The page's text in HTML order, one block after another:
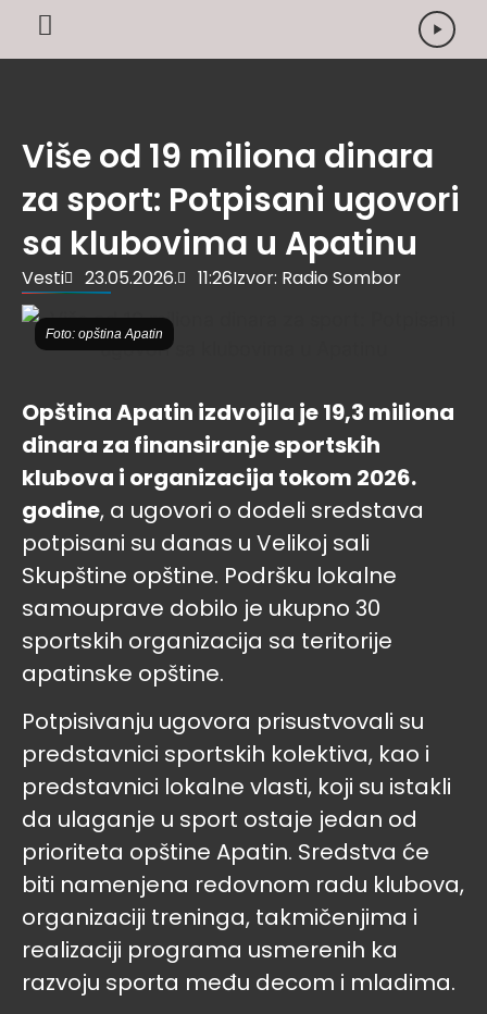
Više od 19 miliona dinara
za sport: Potpisani ugovori
sa klubovima u Apatinu
Vesti 23.05.2026. 11:26Izvor: Radio Sombor
Foto: opština Apatin
Opština Apatin izdvojila je 19,3 miliona
dinara za finansiranje sportskih
klubova i organizacija tokom 2026.
godine, a ugovori o dodeli sredstava
potpisani su danas u Velikoj sali
Skupštine opštine. Podršku lokalne
samouprave dobilo je ukupno 30
sportskih organizacija sa teritorije
apatinske opštine.
Potpisivanju ugovora prisustvovali su
predstavnici sportskih kolektiva, kao i
predstavnici lokalne vlasti, koji su istakli
da ulaganje u sport ostaje jedan od
prioriteta opštine Apatin. Sredstva će
biti namenjena redovnom radu klubova,
organizaciji treninga, takmičenjima i
realizaciji programa usmerenih ka
razvoju sporta među decom i mladima.